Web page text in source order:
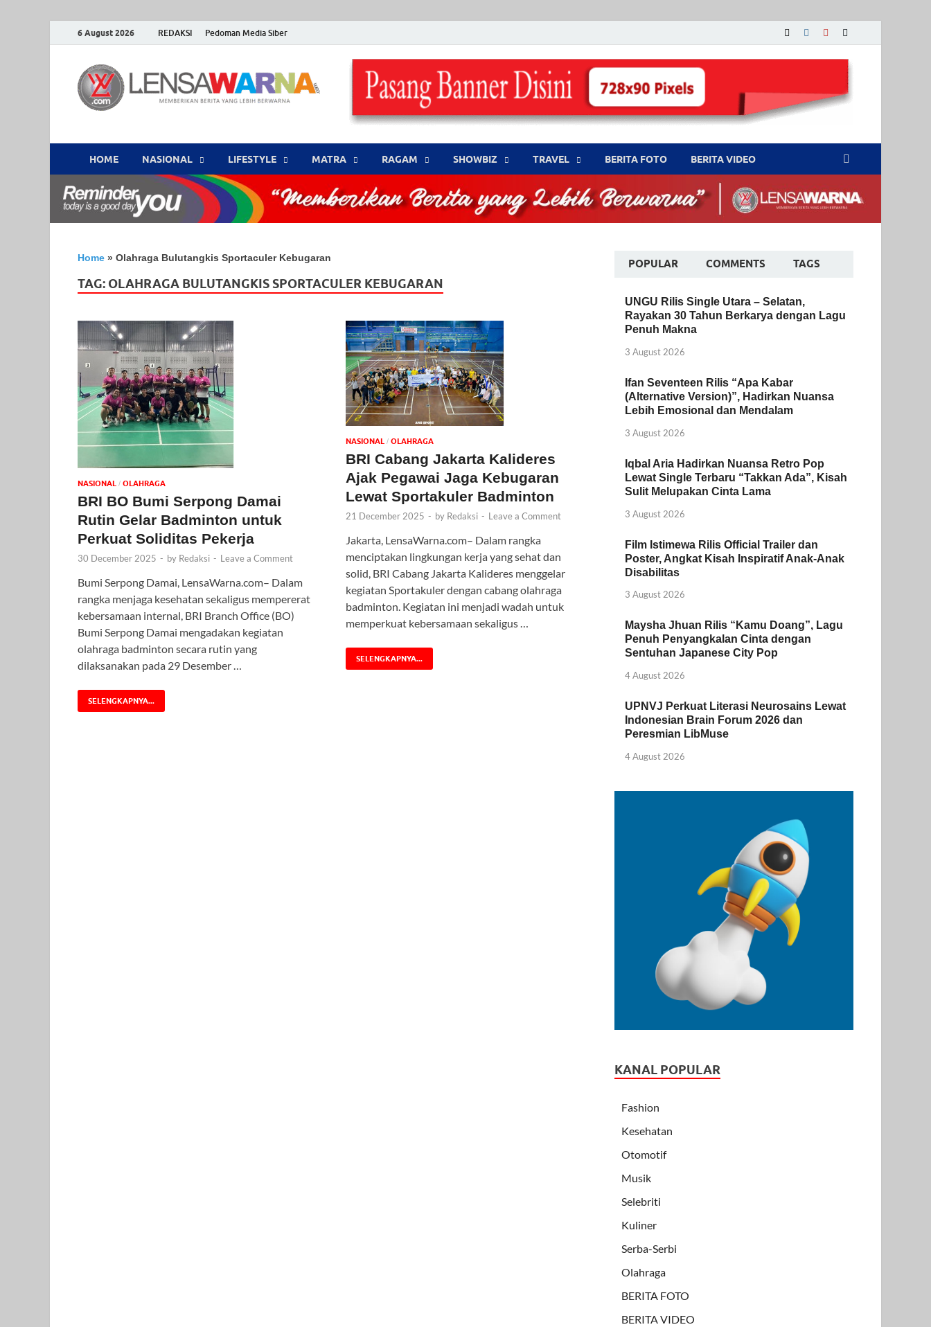
6 August 2026 REDAKSI Pedoman Media Siber
LENSA WARNA .com
Memberikan Berita yang Lebih Berwarna
HOME NASIONAL ‎LIFESTYLE MATRA ‎RAGAM ‎SHOWBIZ ‎TRAVEL BERITA FOTO BERITA VIDEO
Home » Olahraga Bulutangkis Sportaculer Kebugaran
TAG: OLAHRAGA BULUTANGKIS SPORTACULER KEBUGARAN
NASIONAL / OLAHRAGA
BRI BO Bumi Serpong Damai
Rutin Gelar Badminton untuk
Perkuat Soliditas Pekerja
30 December 2025 - by Redaksi - Leave a Comment
Bumi Serpong Damai, LensaWarna.com– Dalam
rangka menjaga kesehatan sekaligus mempererat
kebersamaan internal, BRI Branch Office (BO)
Bumi Serpong Damai mengadakan kegiatan
olahraga badminton secara rutin yang
dilaksanakan pada 29 Desember …
SELENGKAPNYA...
NASIONAL / OLAHRAGA
BRI Cabang Jakarta Kalideres
Ajak Pegawai Jaga Kebugaran
Lewat Sportakuler Badminton
21 December 2025 - by Redaksi - Leave a Comment
Jakarta, LensaWarna.com– Dalam rangka
menciptakan lingkungan kerja yang sehat dan
solid, BRI Cabang Jakarta Kalideres menggelar
kegiatan Sportakuler dengan cabang olahraga
badminton. Kegiatan ini menjadi wadah untuk
memperkuat kebersamaan sekaligus …
SELENGKAPNYA...
POPULAR COMMENTS TAGS
UNGU Rilis Single Utara – Selatan,
Rayakan 30 Tahun Berkarya dengan Lagu
Penuh Makna
3 August 2026
Ifan Seventeen Rilis “Apa Kabar
(Alternative Version)”, Hadirkan Nuansa
Lebih Emosional dan Mendalam
3 August 2026
Iqbal Aria Hadirkan Nuansa Retro Pop
Lewat Single Terbaru “Takkan Ada”, Kisah
Sulit Melupakan Cinta Lama
3 August 2026
Film Istimewa Rilis Official Trailer dan
Poster, Angkat Kisah Inspiratif Anak-Anak
Disabilitas
3 August 2026
Maysha Jhuan Rilis “Kamu Doang”, Lagu
Penuh Penyangkalan Cinta dengan
Sentuhan Japanese City Pop
4 August 2026
UPNVJ Perkuat Literasi Neurosains Lewat
Indonesian Brain Forum 2026 dan
Peresmian LibMuse
4 August 2026
KANAL POPULAR
Fashion
Kesehatan
Otomotif
Musik
Selebriti
Kuliner
Serba-Serbi
Olahraga
BERITA FOTO
BERITA VIDEO